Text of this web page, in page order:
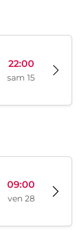
22:00
sam 15
09:00
ven 28